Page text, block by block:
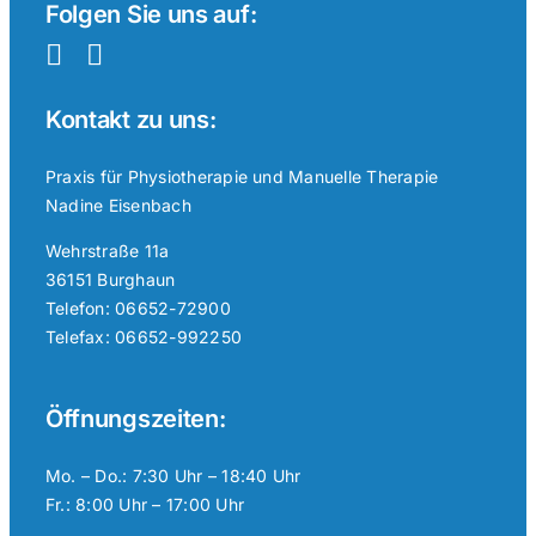
Folgen Sie uns auf:
Kontakt zu uns:
Praxis für Physiotherapie und Manuelle Therapie
Nadine Eisenbach
Wehrstraße 11a
36151 Burghaun
Telefon: 06652-72900
Telefax: 06652-992250
Öffnungszeiten:
Mo. – Do.: 7:30 Uhr – 18:40 Uhr
Fr.: 8:00 Uhr – 17:00 Uhr